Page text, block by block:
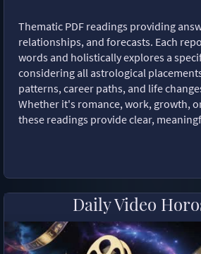
Thematic PDF readings providing
relationships, and forecasts. Each
words and holistically explores a
considering all astrological
patterns, career paths, and life
Whether it's romance, work, growth,
these readings provide clear,
Daily Video